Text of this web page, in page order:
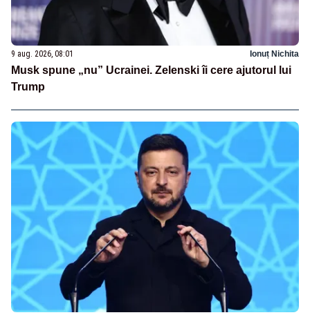
9 aug. 2026, 08:01 Ionuț Nichita
Musk spune „nu” Ucrainei. Zelenski îi cere ajutorul lui
Trump